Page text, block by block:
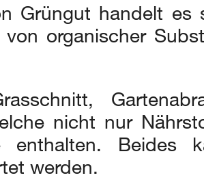
Grüngut handelt es
organischer
nicht nur
Beides
werden.